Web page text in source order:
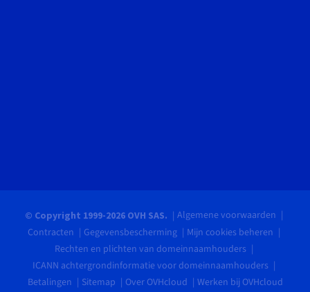
© Copyright 1999-2026 OVH SAS.
Algemene voorwaarden
Contracten
Gegevensbescherming
Mijn cookies beheren
Rechten en plichten van domeinnaamhouders
ICANN achtergrondinformatie voor domeinnaamhouders
Betalingen
Sitemap Over OVHcloud Werken bij OVHcloud